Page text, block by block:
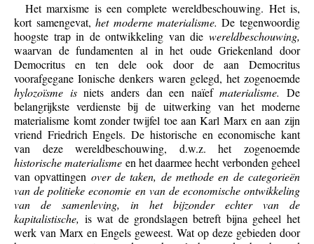
Het marxisme is een complete wereldbeschouwing. Het is,
kort samengevat,het moderne materialisme. De tegenwoordig
hoogste trap in de ontwikkeling van die wereldbeschouwing,
waarvan de fundamenten al in het oude Griekenland door
Democritus en ten dele ook door de aan Democritus
voorafgegane Ionische denkers waren gelegd, het zogenoemde
hylozoïsme isniets anders dan een naïefmaterialisme. De
belangrijkste verdienste bij de uitwerking van het moderne
materialisme komt zonder twijfel toe aan Karl Marx en aan zijn
vriend Friedrich Engels. De historische en economische kant
van deze wereldbeschouwing, d.w.z. het zogenoemde
historische materialisme en het daarmee hecht verbonden geheel
van opvattingen over de taken, de methode en de categorieën
van de politieke economie en van de economische ontwikkeling
van de samenleving, in het bijzonder echter van de
kapitalistische, is wat de grondslagen betreft bijna geheel het
werk van Marx en Engels geweest. Wat op deze gebieden door